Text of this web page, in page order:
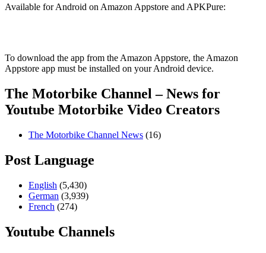
Available for Android on Amazon Appstore and APKPure:
To download the app from the Amazon Appstore, the Amazon
Appstore app must be installed on your Android device.
The Motorbike Channel – News for
Youtube Motorbike Video Creators
The Motorbike Channel News (16)
Post Language
English (5,430)
German (3,939)
French (274)
Youtube Channels